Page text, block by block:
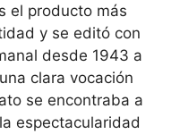
el producto más
y se editó con
desde 1943 a
clara vocación
se encontraba a
espectacularidad